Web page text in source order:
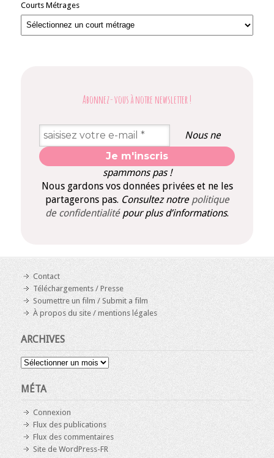
Courts Métrages
Abonnez-vous à notre newsletter !
Nous ne
spammons pas !
Nous gardons vos données privées et ne les
partagerons pas. Consultez notre politique
de confidentialité pour plus d’informations.
Contact
Téléchargements / Presse
Soumettre un film / Submit a film
À propos du site / mentions légales
ARCHIVES
Archives
MÉTA
Connexion
Flux des publications
Flux des commentaires
Site de WordPress-FR